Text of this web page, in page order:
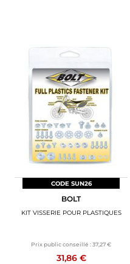
CODE SUN26
BOLT
KIT VISSERIE POUR PLASTIQUES
Prix public conseillé :37,27 €
31,86 €